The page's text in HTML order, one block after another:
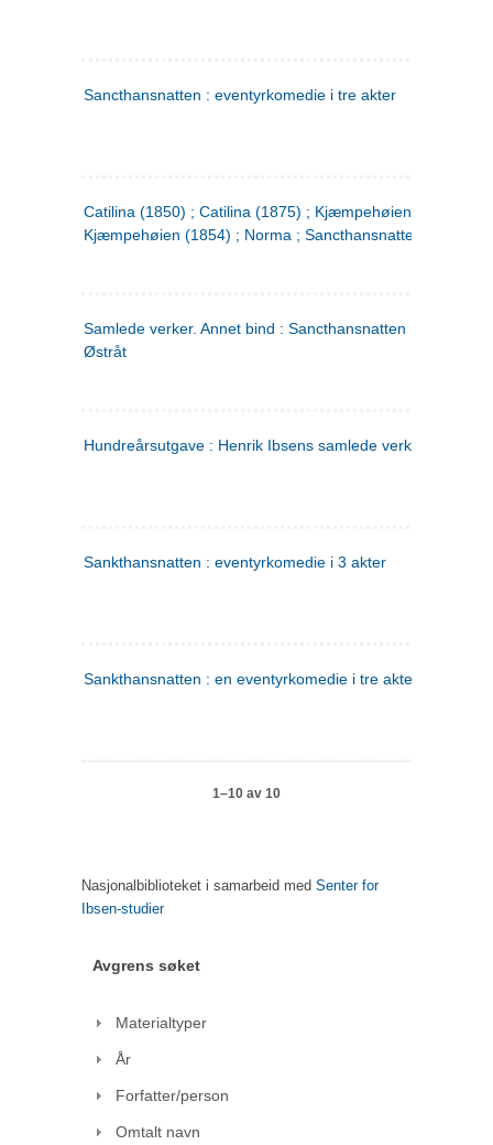
Sancthansnatten : eventyrkomedie i tre akter
Catilina (1850) ; Catilina (1875) ; Kjæmpehøien (1850) ;
Kjæmpehøien (1854) ; Norma ; Sancthansnatten
Samlede verker. Annet bind : Sancthansnatten ; Fru Inger
Østråt
Hundreårsutgave : Henrik Ibsens samlede verker. 2
Sankthansnatten : eventyrkomedie i 3 akter
Sankthansnatten : en eventyrkomedie i tre akter
1–10 av 10
Nasjonalbiblioteket i samarbeid med Senter for
Ibsen-studier
Avgrens søket
Materialtyper
År
Forfatter/person
Omtalt navn